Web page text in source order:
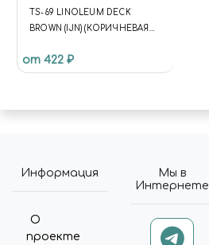
TS-69 LINOLEUM DECK
BROWN (IJN) (КОРИЧНЕВАЯ
100 МЛ.
от 422 ₽
Информация
О
проекте
Мы в
Интернете